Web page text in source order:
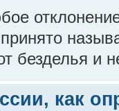
безделья и
как